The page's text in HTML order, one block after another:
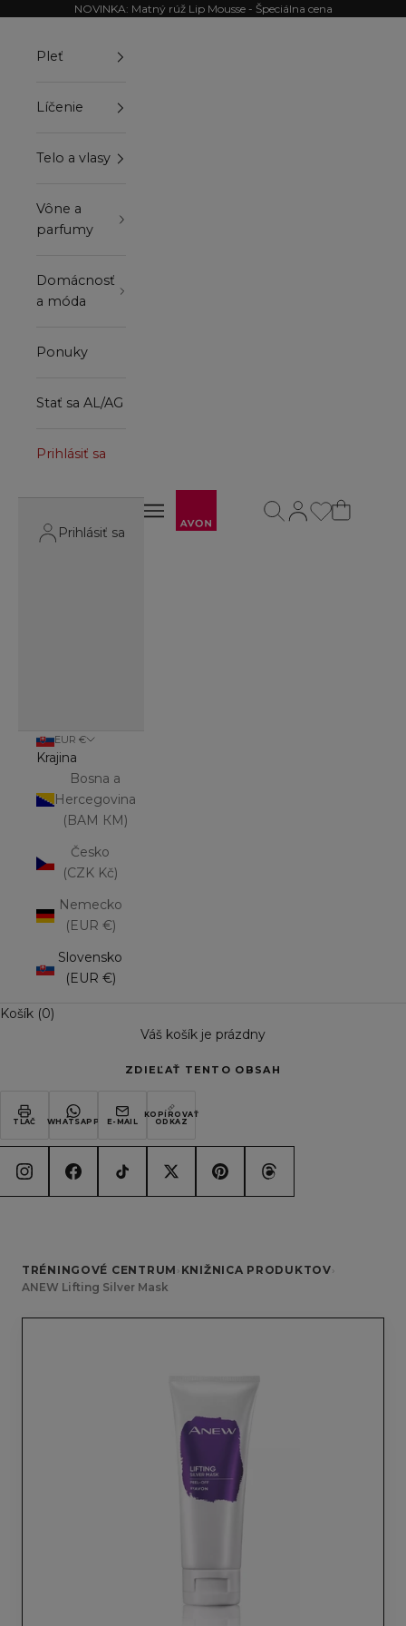
Preskočiť na obsahNOVINKA: Matný rúž Lip Mousse - Špeciálna cena
Otvoriť navigačné menu
Otvoriť navigačné menu
Otvoriť stránku
Otvoriť vyhľadávanie
Pleť
Líčenie
Telo a vlasy
Vône a
parfumy
Domácnosť
a móda
Ponuky
Stať sa AL/AG
Prihlásiť sa
Prihlásiť sa
EUR €
Krajina
Bosna a
Hercegovina
(BAM КМ)
Česko
(CZK Kč)
Nemecko
(EUR €)
Slovensko
(EUR €)
Košík (0)
Váš košík je prázdny
ZDIEĽAŤ TENTO OBSAH
TLAČ WHATSAPP E-MAIL
KOPÍROVAŤ
ODKAZ
TRÉNINGOVÉ CENTRUM › KNIŽNICA PRODUKTOV›
ANEW Lifting Silver Mask